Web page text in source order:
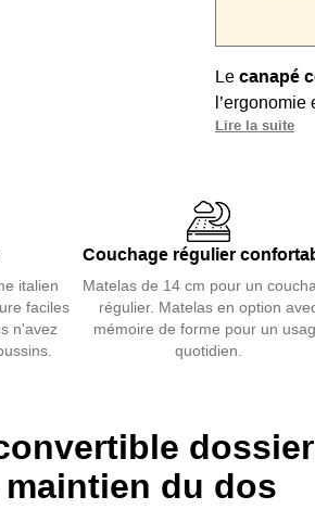
Le canapé
205 cm
nombreux
Dossier
une posture
Housses
Lire la suite
italien
faciles
n'avez
Couchage régulier
Matelas de 14 cm pour un
régulier. Matelas en option
mémoire de forme pour un
quotidien.
du dos